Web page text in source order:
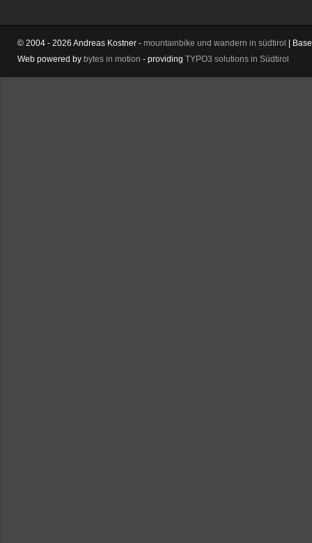
© 2004 - 2026 Andreas Kostner - mountainbike und wandern in südtirol |
Web powered by bytes in motion - providing TYPO3 solutions in Südtirol